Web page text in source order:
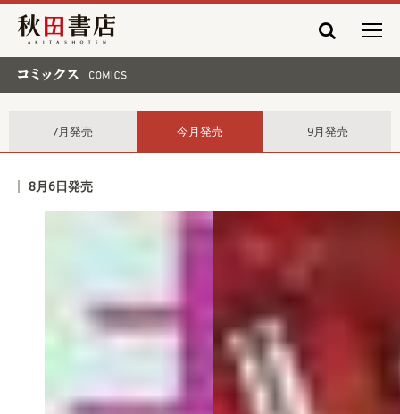
秋田書店
7月発売 今月発売 9月発売
8月6日発売